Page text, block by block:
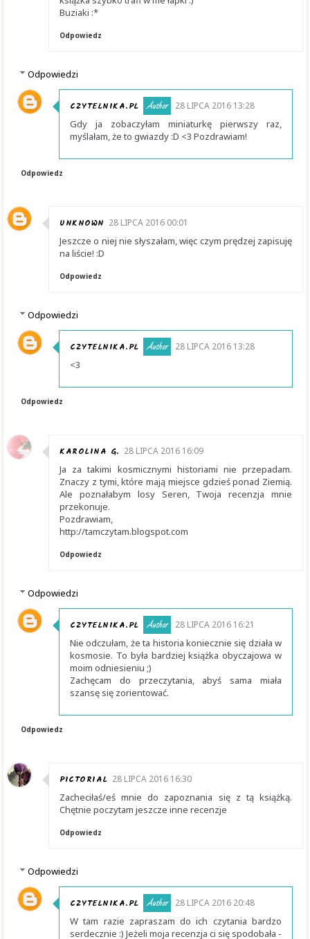
Buziaki :*
Odpowiedz
Odpowiedzi
CZYTELNIKA.PL 28 LIPCA 2016 13:28
Gdy ja zobaczyłam miniaturkę pierwszy raz,
myślałam, że to gwiazdy :D <3 Pozdrawiam!
Odpowiedz
UNKNOWN 28 LIPCA 2016 00:01
Jeszcze o niej nie słyszałam, więc czym prędzej zapisuję
na liście! :D
Odpowiedz
Odpowiedzi
CZYTELNIKA.PL 28 LIPCA 2016 13:28
<3
Odpowiedz
KAROLINA G. 28 LIPCA 2016 16:09
Ja za takimi kosmicznymi historiami nie przepadam.
Znaczy z tymi, które mają miejsce gdzieś ponad Ziemią.
Ale poznałabym losy Seren, Twoja recenzja mnie
przekonuje.
Pozdrawiam,
http://tamczytam.blogspot.com
Odpowiedz
Odpowiedzi
CZYTELNIKA.PL 28 LIPCA 2016 16:21
Nie odczułam, że ta historia koniecznie się działa w
kosmosie. To była bardziej książka obyczajowa w
moim odniesieniu ;)
Zachęcam do przeczytania, abyś sama miała
szansę się zorientować.
Odpowiedz
PICTORIAL 28 LIPCA 2016 16:30
Zacheciłaś/eś mnie do zapoznania się z tą książką.
Chętnie poczytam jeszcze inne recenzje
Odpowiedz
Odpowiedzi
CZYTELNIKA.PL 28 LIPCA 2016 20:48
W tam razie zapraszam do ich czytania bardzo
serdecznie :) Jeżeli moja recenzja ci się spodobała -